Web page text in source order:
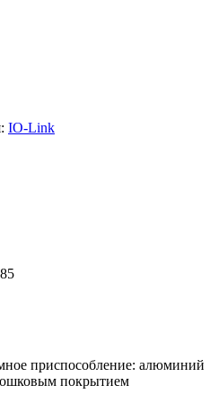
IO-Link
приспособление: алюминий
покрытием